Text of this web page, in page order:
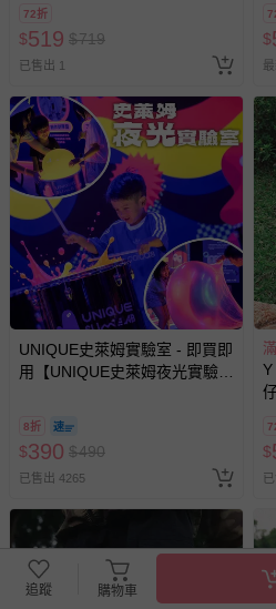
報紙、期刊或雜誌（惟書
新費用）。
經消費者拆封之影音商品
等）。
非以有形媒介提供之數位
上服務，經消費者事先同
戲或活動點數等）。
已拆封之以下類型商品：
-個人衛生用品（例如尿布
墊、寢具類等）。
-新生兒親膚衣物（嬰幼兒
褲、紗布衣等）。
-接觸性孕哺產品（奶嘴、
帶束縛衣、餐搖椅等）。
-其他原廠盒裝商品封口處
示字句等說明貼紙、封條者
其他常見問題：
運送服務：目前提供的運送僅
72折
$519 $719
已售出 1
$
UNIQUE史萊姆實驗室 - 即買即
用【UNIQUE史萊姆夜光實驗室
人小孩均一價(3歲以上需購票))
8折
$390 $490
已售出 4265
Y
$
追蹤 購物車